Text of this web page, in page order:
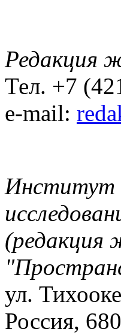
Редакция
Тел. +7
e-mail:
Институт
(редакция
ул.
Россия,